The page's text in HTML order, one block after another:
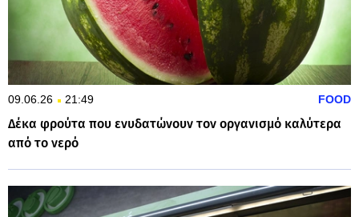
09.06.26 21:49 FOOD
Δέκα φρούτα που ενυδατώνουν τον οργανισμό καλύτερα
από το νερό